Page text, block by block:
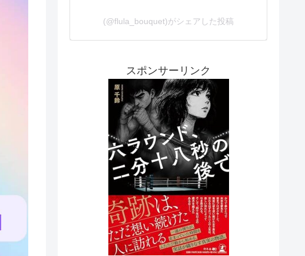
(@flula_bouquet)がシェアした投稿
スポンサーリンク